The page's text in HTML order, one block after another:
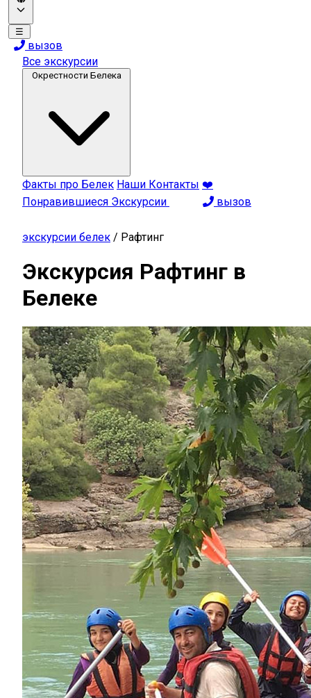
☰
вызов
Все экскурсии
Окрестности Белека
Факты про Белек Наши Контакты ❤️
Понравившиеся Экскурсии
вызов
экскурсии белек / Рафтинг
Экскурсия Рафтинг в
Белеке